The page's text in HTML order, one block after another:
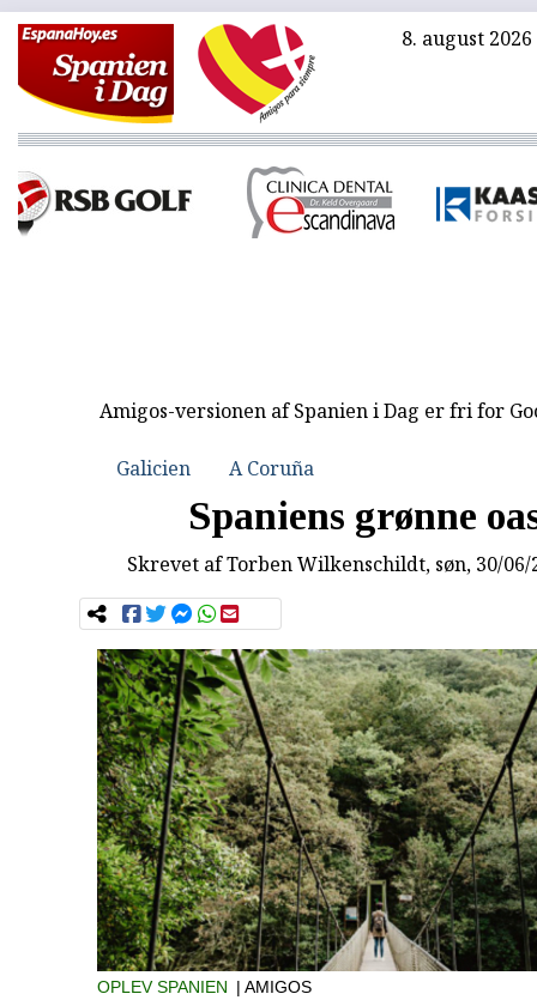
8. august 2026
Amigos-versionen af Spanien i Dag er fri for
Galicien A Coruña
Spaniens grønne
Skrevet afTorben Wilkenschildt, søn, 30/
OPLEV SPANIEN | AMIGOS